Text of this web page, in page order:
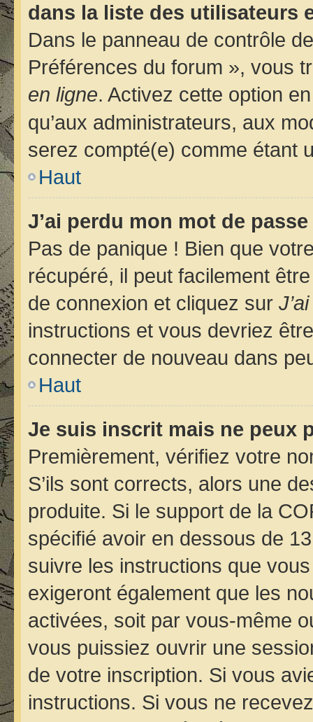
dans la liste des utilisateurs
Dans le panneau de contrôle
Préférences du forum », vous
en ligne. Activez cette option
qu’aux administrateurs, aux
serez compté(e) comme étant
Haut
J’ai perdu mon mot de
Pas de panique ! Bien que
récupéré, il peut facilement
de connexion et cliquez sur
instructions et vous devriez
connecter de nouveau dans
Haut
Je suis inscrit mais ne peux
Premièrement, vérifiez votre
S’ils sont corrects, alors une
produite. Si le support de la
spécifié avoir en dessous de
suivre les instructions que
exigeront également que les
activées, soit par vous-même
vous puissiez ouvrir une
de votre inscription. Si vous
instructions. Si vous ne